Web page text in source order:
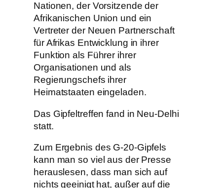
Nationen, der Vorsitzende der
Afrikanischen Union und ein
Vertreter der Neuen Partnerschaft
für Afrikas Entwicklung in ihrer
Funktion als Führer ihrer
Organisationen und als
Regierungschefs ihrer
Heimatstaaten eingeladen.
Das Gipfeltreffen fand in Neu-Delhi
statt.
Zum Ergebnis des G-20-Gipfels
kann man so viel aus der Presse
herauslesen, dass man sich auf
nichts geeinigt hat, außer auf die